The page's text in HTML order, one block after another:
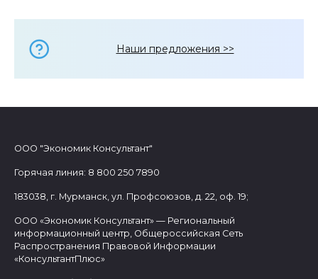
Наши предложения >>
ООО "Экономик Консультант"
Горячая линия: 8 800 250 7890
183038, г. Мурманск, ул. Профсоюзов, д. 22, оф. 19;
ООО «Экономик Консультант» — Региональный
информационный центр, Общероссийская Сеть
Распространения Правовой Информации
«КонсультантПлюс»